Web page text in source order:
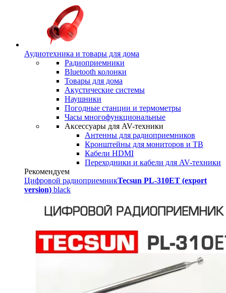
Аудиотехника и товары для дома
Радиоприемники
Bluetooth колонки
Товары для дома
Акустические системы
Наушники
Погодные станции и термометры
Часы многофункциональные
Аксессуары для AV-техники
Антенны для радиоприемников
Кронштейны для мониторов и ТВ
Кабели HDMI
Переходники и кабели для AV-техники
Рекомендуем
Цифровой радиоприемникTecsun PL-310ET (export
version) black